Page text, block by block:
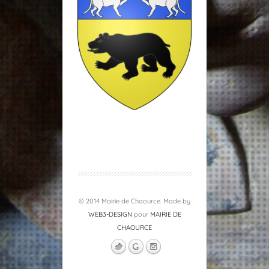
© 2014 Mairie de Chaource. Made by
WEB3-DESIGN pour MAIRIE DE
CHAOURCE